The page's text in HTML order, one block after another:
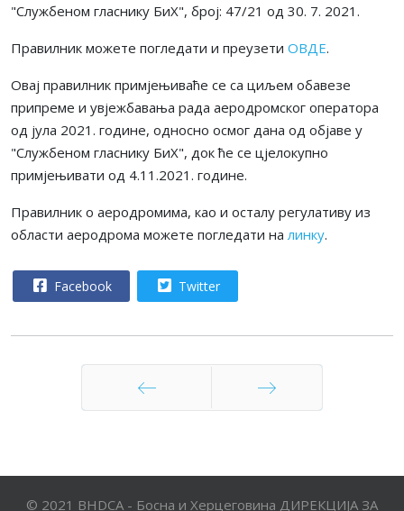
"Службеном гласнику БиХ", број: 47/21 од 30. 7. 2021.
Правилник можете погледати и преузети ОВДЕ.
Овај правилник примјењиваће се са циљем обавезе
припреме и увјежбавања рада аеродромског оператора
од јула 2021. године, односно осмог дана од објаве у
"Службеном гласнику БиХ", док ће се цјелокупно
примјењивати од 4.11.2021. године.
Правилник о аеродромима, као и осталу регулативу из
области аеродрома можете погледати на линку.
Facebook Twitter
© 2021 BHDCA - Босна и Херцеговина ДИРЕКЦИЈА ЗА